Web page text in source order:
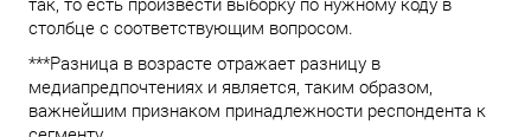
столбце с соответствующим вопросом.
***Разница в возрасте отражает разницу в
медиапредпочтениях и является, таким образом,
важнейшим признаком принадлежности респондента к